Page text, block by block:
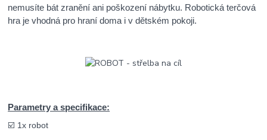
nemusíte bát zranění ani poškození nábytku. Robotická terčová
hra je vhodná pro hraní doma i v dětském pokoji.
Parametry a specifikace:
☑️ 1x robot